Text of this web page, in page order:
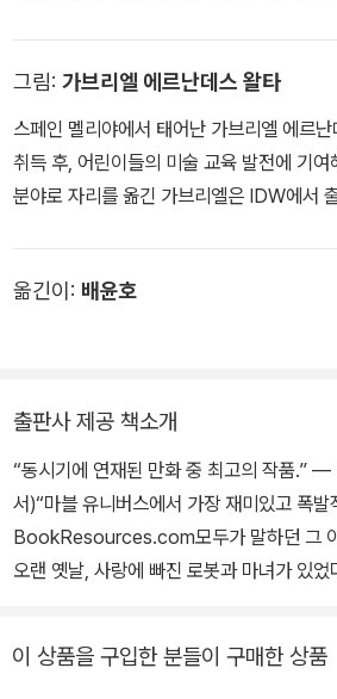
으며, 이 작품으로 2016년 아이즈너상 최
2016년부터는 DC 코믹스의 ‘DC 리버스’
2017년 8월부터는 미치 제라즈와 함께 <
작업했다.
그림: 가브리엘 에르난데스 왈타
스페인 멜리야에서 태어난 가브리엘 에르
취득 후, 어린이들의 미술 교육 발전에 기
분야로 자리를 옮긴 가브리엘은 IDW에서
참여했다. 마블 코믹스에서는 톰 킹과 함께
옮긴이: 배윤호
출판사 제공 책소개
“동시기에 연재된 만화 중 최고의 작품.” ―
서)“마블 유니버스에서 가장 재미있고 폭
BookResources.com모두가 말하던 그
오랜 옛날, 사랑에 빠진 로봇과 마녀가 있었
만들었기 때문이다. 세상의 모든 가족들에
이 상품을 구입한 분들이 구매한 상품